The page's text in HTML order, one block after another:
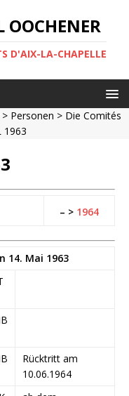
OOCHENER
D'AIX-LA-CHAPELLE
> Personen > Die Comités
1963
– > 1964
14. Mai 1963
Rücktritt am
10.06.1964